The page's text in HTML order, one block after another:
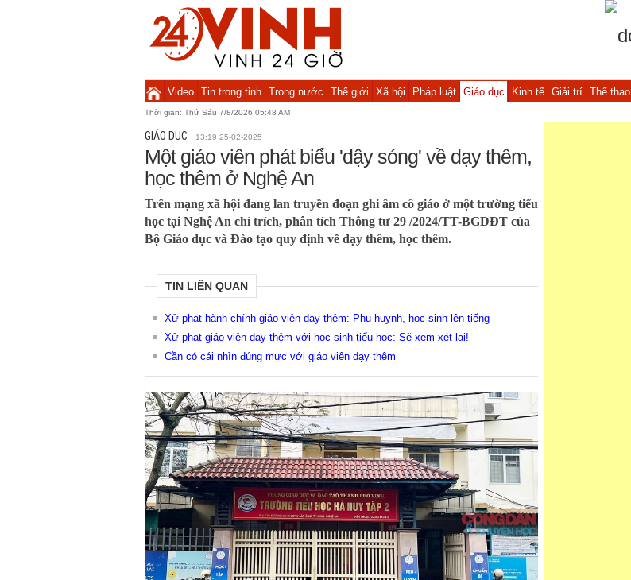
Video Tin trong tỉnh Trong nước Thế giới Xã hội Pháp luật Giáo dục Kinh tế Giải trí Thể thao
Thời gian: Thứ Sáu 7/8/2026 05:48 AM
GIÁO DỤC 13:19 25-02-2025
Một giáo viên phát biểu 'dậy sóng' về dạy thêm,
học thêm ở Nghệ An
Trên mạng xã hội đang lan truyền đoạn ghi âm cô giáo ở một trường tiểu
học tại Nghệ An chỉ trích, phân tích Thông tư 29 /2024/TT-BGDĐT của
Bộ Giáo dục và Đào tạo quy định về dạy thêm, học thêm.
TIN LIÊN QUAN
Xử phạt hành chính giáo viên dạy thêm: Phụ huynh, học sinh lên tiếng
Xử phạt giáo viên dạy thêm với học sinh tiểu học: Sẽ xem xét lại!
Cần có cái nhìn đúng mực với giáo viên dạy thêm